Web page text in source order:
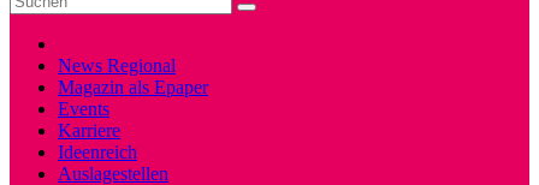
News Regional
Magazin als Epaper
Events
Karriere
Ideenreich
Auslagestellen